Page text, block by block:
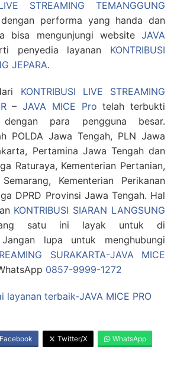
STREAMING TEMANGGUNG
performa yang handa dan
bisa mengunjungi website JAVA
penyedia layanan KONTRIBUSI
JEPARA.
KONTRIBUSI LIVE STREAMING
–JAVA MICE Pro telah terbukti
para pengguna besar.
POLDA Jawa Tengah, PLN Jawa
Pertamina Jawa Tengah dan
Raturaya, Kementerian Pertanian,
Kementerian Perikanan
DPRD Provinsi Jawa Tengah. Hal
KONTRIBUSI SIARAN LANGSUNG
satu ini layak untuk di
Jangan lupa untuk menghubungi
SURAKARTA-JAVA MICE
0857-9999-1272
layanan terbaik-JAVA MICE PRO
Facebook Twitter/X WhatsApp